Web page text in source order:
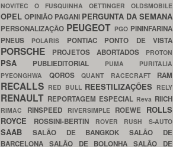
NOVITEC O FUSQUINHA OETTINGER OLDSMOBILE
OPEL OPINIÃO PAGANI PERGUNTA DA SEMANA
PERSONALIZAÇÃO PEUGEOT PGO PININFARINA
PNEUS
POLARIS PONTIAC PONTO DE VISTA
PORSCHE PROJETOS ABORTADOS PROTON
PSA PUBLIEDITORIAL PUMA PURITALIA
PYEONGHWA QOROS QUANT RACECRAFT RAM
RECALLS RED BULL REESTILIZAÇÕES RELY
RENAULT REPORTAGEM ESPECIAL Reva RIICH
RIMAC RINSPEED RIVERSIMPLE ROEWE ROLLS
ROYCE
ROSSINI-BERTIN ROVER RUSH S-AUTO
SAAB SALÃO DE BANGKOKSALÃO DE
BARCELONA SALÃO DE BOLONHASALÃO DE